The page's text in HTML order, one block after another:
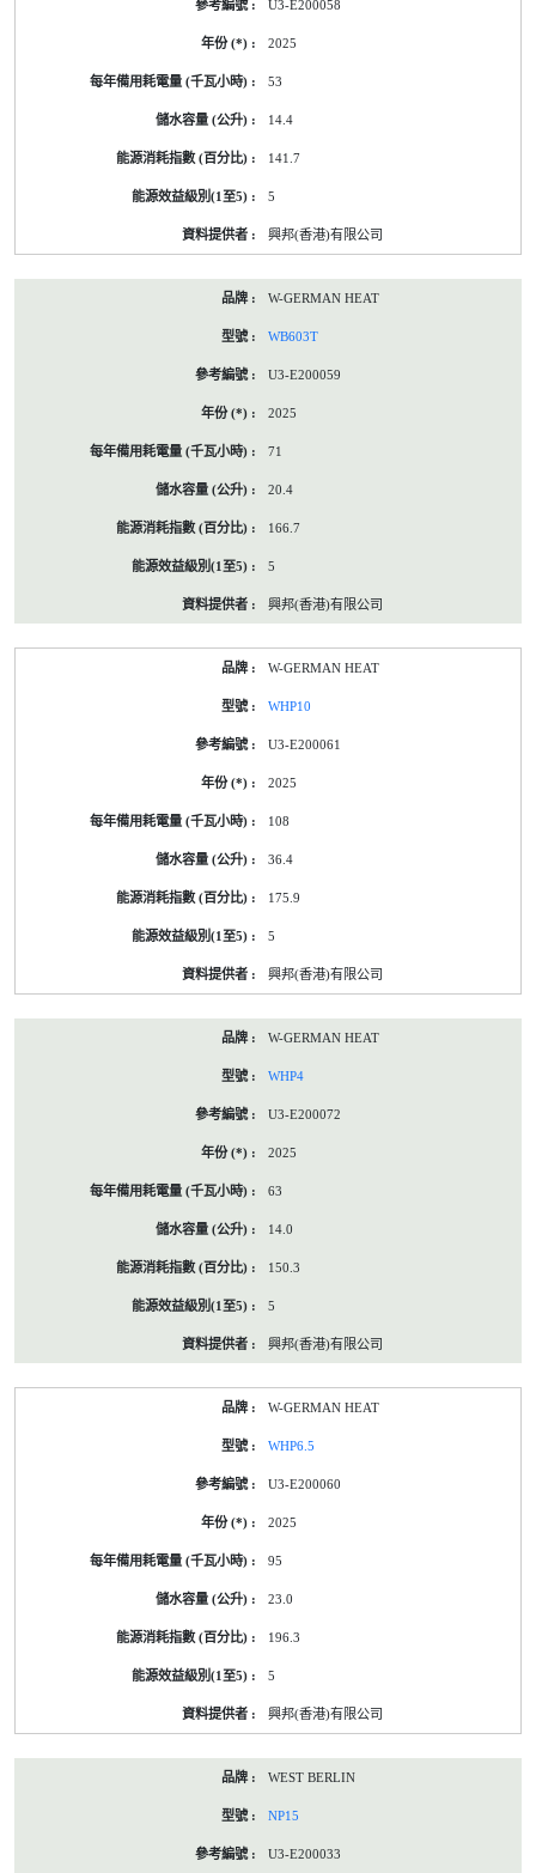
U3-E200058
2025
53
14.4
141.7
5
興邦(香港)有限公司
W-GERMAN HEAT
WB603T
U3-E200059
2025
71
20.4
166.7
5
興邦(香港)有限公司
W-GERMAN HEAT
WHP10
U3-E200061
2025
108
36.4
175.9
5
興邦(香港)有限公司
W-GERMAN HEAT
WHP4
U3-E200072
2025
63
14.0
150.3
5
興邦(香港)有限公司
W-GERMAN HEAT
WHP6.5
U3-E200060
2025
95
23.0
196.3
5
興邦(香港)有限公司
WEST BERLIN
NP15
U3-E200033